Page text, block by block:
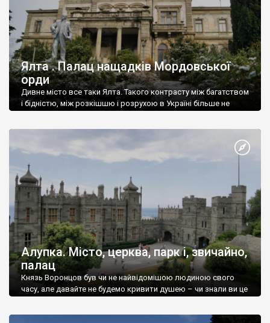
Ялта . Палац нащадків Мордовської
орди
Дивне місто все таки Ялта. Такого контрасту між багатством
і бідністю, між розкішшю і розрухою в Україні більше не
Алупка. Місто, церква, парк і, звичайно,
палац
Князь Воронцов був чи не найвідомішою людиною свого
часу, але давайте не будемо кривити душею – чи знали ви це